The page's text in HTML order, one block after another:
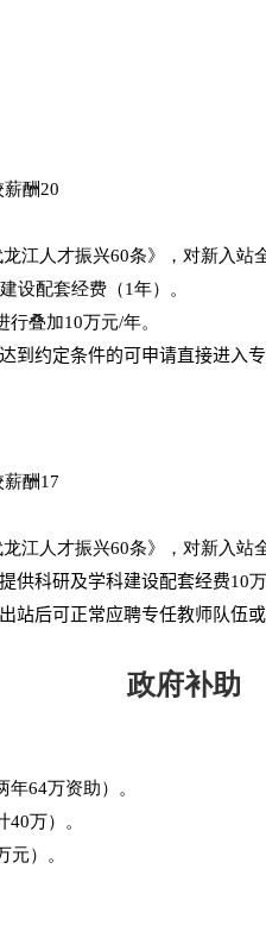
酬20
江人才振兴60条》，对新入站
设配套经费（1年）。
行叠加10万元/年。
到约定条件的可申请直接进入专
酬17
江人才振兴60条》，对新入站
供科研及学科建设配套经费10
站后可正常应聘专任教师队伍或
政府补助
年64万资助）。
40万）。
元）。